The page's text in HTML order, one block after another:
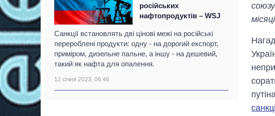
російських
нафтопродуктів – WSJ
Санкції встановлять дві цінові межі на російські
перероблені продукти: одну - на дорогий експорт,
приміром, дизельне пальне, а іншу - на дешевий,
такий як нафта для опалення.
12 січня 2023, 06:46